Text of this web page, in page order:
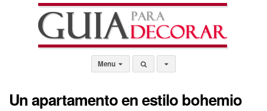
Menu
Un apartamento en estilo bohemio